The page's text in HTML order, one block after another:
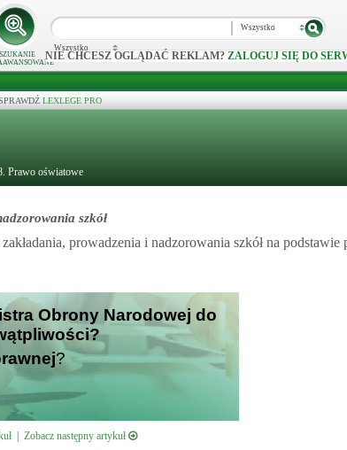
SZUKANIE
Wszystko
Wszystko
NIE CHCESZ OGLĄDAĆ REKLAM? ZALOGUJ SIĘ DO
LEXLEGE PRO
Prawo oświatowe
szkół
prowadzenia i nadzorowania szkół na podstawie
Obrony Narodowej do
?
| Zobacz następny artykuł